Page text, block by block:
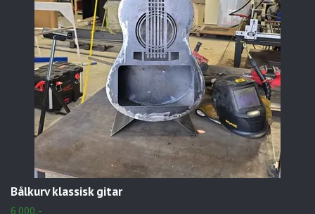
Bålkurv klassisk gitar
6 000,-